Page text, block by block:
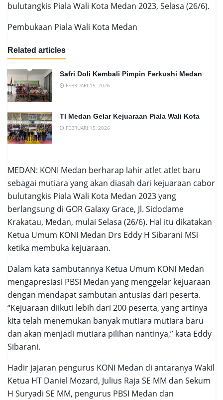
bulutangkis Piala Wali Kota Medan 2023, Selasa (26/6).
Pembukaan Piala Wali Kota Medan
Related articles
Safri Doli Kembali Pimpin Ferkushi Medan
FEBRUARI 15, 2026
TI Medan Gelar Kejuaraan Piala Wali Kota
FEBRUARI 15, 2026
MEDAN: KONI Medan berharap lahir atlet atlet baru
sebagai mutiara yang akan diasah dari kejuaraan cabor
bulutangkis Piala Wali Kota Medan 2023 yang
berlangsung di GOR Galaxy Grace, Jl. Sidodame
Krakatau, Medan, mulai Selasa (26/6). Hal itu dikatakan
Ketua Umum KONI Medan Drs Eddy H Sibarani MSi
ketika membuka kejuaraan.
Dalam kata sambutannya Ketua Umum KONI Medan
mengapresiasi PBSI Medan yang menggelar kejuaraan
dengan mendapat sambutan antusias dari peserta.
“Kejuaraan diikuti lebih dari 200 peserta, yang artinya
kita telah menemukan banyak mutiara mutiara baru
dan akan menjadi mutiara pilihan nantinya,” kata Eddy
Sibarani.
Hadir jajaran pengurus KONI Medan di antaranya Wakil
Ketua HT Daniel Mozard, Julius Raja SE MM dan Sekum
H Suryadi SE MM, pengurus PBSI Medan dan